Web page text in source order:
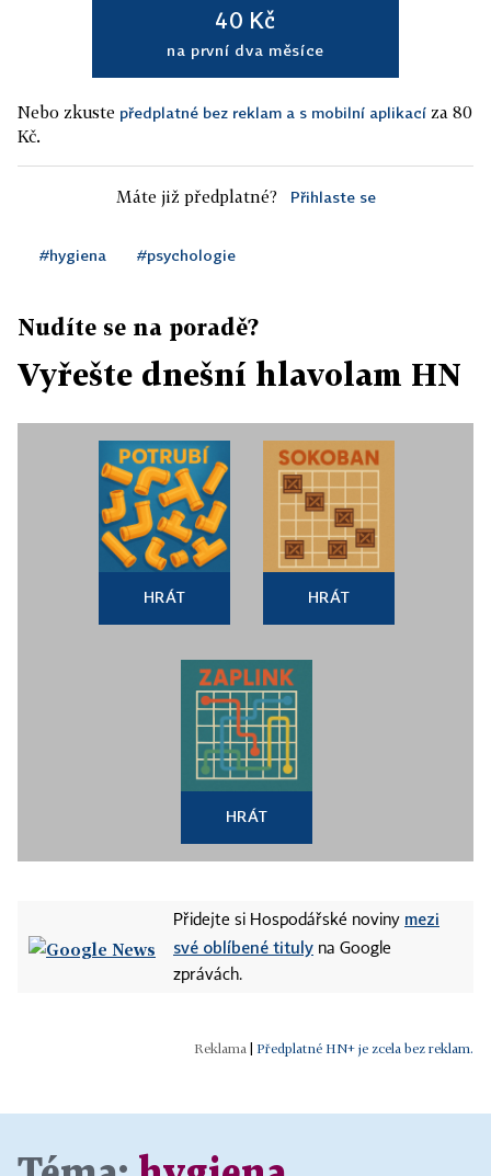
40 Kč
na první dva měsíce
Nebo zkuste předplatné bez reklam a s mobilní aplikací za 80
Kč.
Máte již předplatné? Přihlaste se
#hygiena #psychologie
Nudíte se na poradě?
Vyřešte dnešní hlavolam HN
HRÁT HRÁT
HRÁT
Přidejte si Hospodářské noviny mezi
své oblíbené tituly na Google
zprávách.
Předplatné HN+ je zcela bez reklam.